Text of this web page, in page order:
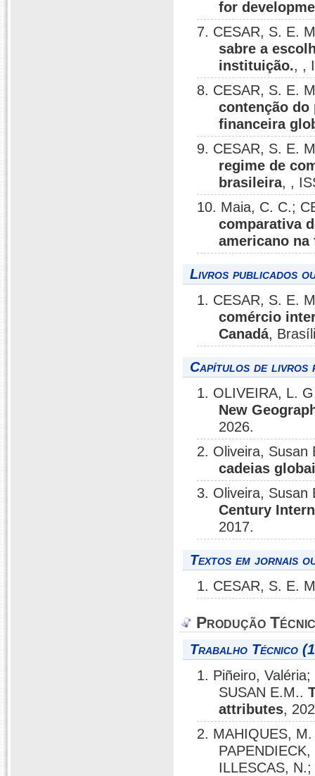
for
7. CESAR, S. E.
sabre a
instituição., ,
8. CESAR, S. E.
contenção do
financeira
9. CESAR, S. E.
regime de
brasileira, ,
10. Maia, C. C.;
comparativa
americano
Livros publicados
1. CESAR, S. E.
comércio
Canadá,
Capítulos de livros
1. OLIVEIRA, L.
New
2026.
2. Oliveira,
cadeias
3. Oliveira,
Century
2017.
Textos em jornais
1. CESAR, S. E.
Produção
Trabalho Técnico
1. Piñeiro,
SUSAN E.M..
attributes,
2. MAHIQUES,
ILLESCAS,